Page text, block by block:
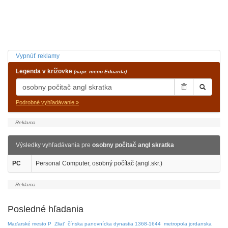
Vypnúť reklamy
Legenda v krížovke (napr. meno Eduarda)
Podrobné vyhľadávanie »
Výsledky vyhľadávania pre osobny počitač angl skratka
PC Personal Computer, osobný počítač (angl.skr.)
Posledné hľadania
Maďarské mesto P Zliať čínska panovnícka dynastia 1368-1644 metropola jordanska